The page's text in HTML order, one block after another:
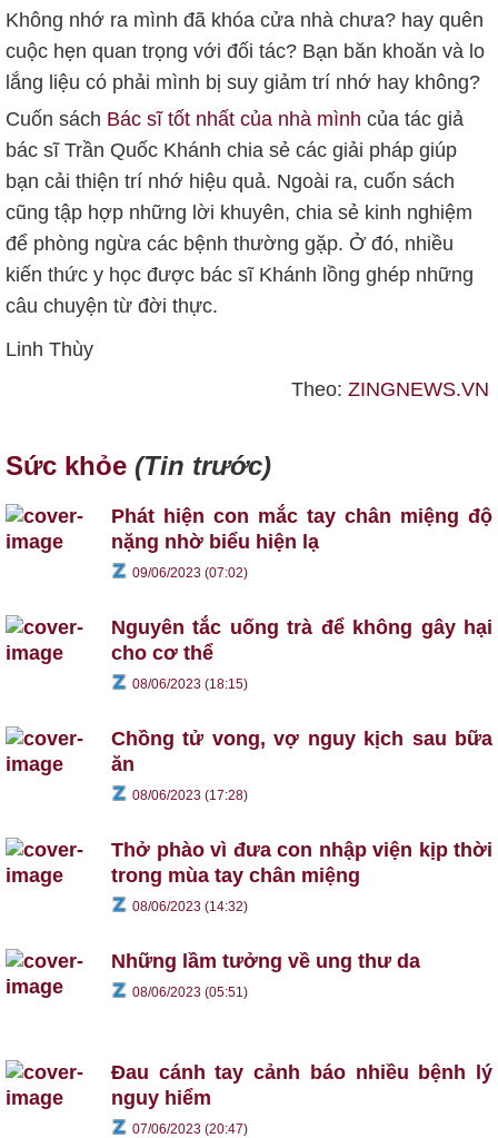
Không nhớ ra mình đã khóa cửa nhà chưa? hay quên
cuộc hẹn quan trọng với đối tác? Bạn băn khoăn và lo
lắng liệu có phải mình bị suy giảm trí nhớ hay không?
Cuốn sách Bác sĩ tốt nhất của nhà mình của tác giả
bác sĩ Trần Quốc Khánh chia sẻ các giải pháp giúp
bạn cải thiện trí nhớ hiệu quả. Ngoài ra, cuốn sách
cũng tập hợp những lời khuyên, chia sẻ kinh nghiệm
để phòng ngừa các bệnh thường gặp. Ở đó, nhiều
kiến thức y học được bác sĩ Khánh lồng ghép những
câu chuyện từ đời thực.
Linh Thùy
Theo: ZINGNEWS.VN
Sức khỏe (Tin trước)
Phát hiện con mắc tay chân miệng độ
nặng nhờ biểu hiện lạ
09/06/2023 (07:02)
Nguyên tắc uống trà để không gây hại
cho cơ thể
08/06/2023 (18:15)
Chồng tử vong, vợ nguy kịch sau bữa
ăn
08/06/2023 (17:28)
Thở phào vì đưa con nhập viện kịp thời
trong mùa tay chân miệng
08/06/2023 (14:32)
Những lầm tưởng về ung thư da
08/06/2023 (05:51)
Đau cánh tay cảnh báo nhiều bệnh lý
nguy hiểm
07/06/2023 (20:47)